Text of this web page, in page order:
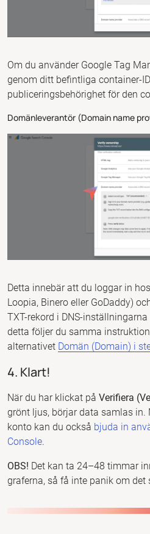
Om du använder Google Tag
genom ditt befintliga container-
publiceringsbehörighet för den
Domänleverantör (Domain name
Detta innebär att du loggar in
Loopia, Binero eller GoDaddy)
TXT-rekord i DNS-
detta följer du samma
alternativet Domän (Domain) i
4. Klart!
När du har klickat på Verifiera
grönt ljus, börjar data samlas in.
konto kan du också bjuda in
Console.
OBS! Det kan ta 24–48 timmar
graferna, så få inte panik om